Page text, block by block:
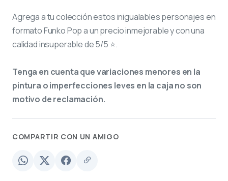
Agrega a tu colección estos inigualables personajes en
formato Funko Pop a un precio inmejorable y con una
calidad insuperable de 5/5 ⭐.
Tenga en cuenta que variaciones menores en la
pintura o imperfecciones leves en la caja no son
motivo de reclamación.
COMPARTIR CON UN AMIGO